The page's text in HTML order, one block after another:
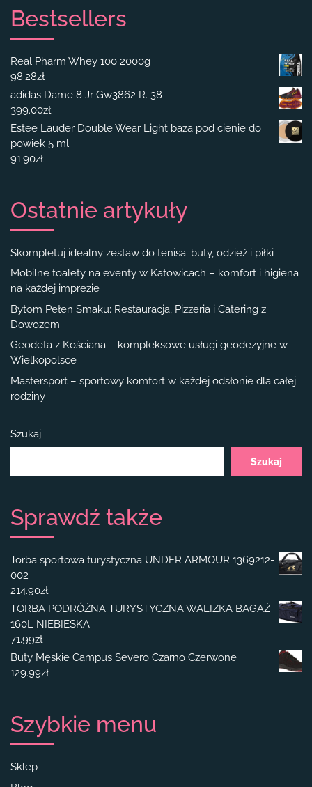
Bestsellers
Real Pharm Whey 100 2000g
98.28zł
adidas Dame 8 Jr Gw3862 R. 38
399.00zł
Estee Lauder Double Wear Light baza pod cienie do
powiek 5 ml
91.90zł
Ostatnie artykuły
Skompletuj idealny zestaw do tenisa: buty, odzież i piłki
Mobilne toalety na eventy w Katowicach – komfort i higiena
na każdej imprezie
Bytom Pełen Smaku: Restauracja, Pizzeria i Catering z
Dowozem
Geodeta z Kościana – kompleksowe usługi geodezyjne w
Wielkopolsce
Mastersport – sportowy komfort w każdej odsłonie dla całej
rodziny
Szukaj
Szukaj
Sprawdź także
Torba sportowa turystyczna UNDER ARMOUR 1369212-
002
214.90zł
TORBA PODRÓŻNA TURYSTYCZNA WALIZKA BAGAŻ
160L NIEBIESKA
71.99zł
Buty Męskie Campus Severo Czarno Czerwone
129.99zł
Szybkie menu
Sklep